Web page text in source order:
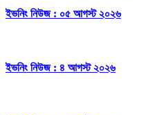
ইভনিং নিউজ : ০৫ আগস্ট ২০২৬
ইভনিং নিউজ : ৪ আগস্ট ২০২৬